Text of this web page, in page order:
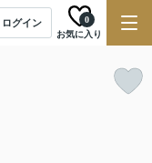
ログイン
お気に入り
0